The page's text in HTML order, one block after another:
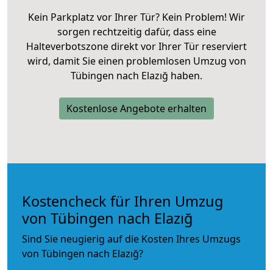
Kein Parkplatz vor Ihrer Tür? Kein Problem! Wir
sorgen rechtzeitig dafür, dass eine
Halteverbotszone direkt vor Ihrer Tür reserviert
wird, damit Sie einen problemlosen Umzug von
Tübingen nach Elazığ haben.
Kostenlose Angebote erhalten
Kostencheck für Ihren Umzug
von Tübingen nach Elazığ
Sind Sie neugierig auf die Kosten Ihres Umzugs
von Tübingen nach Elazığ?